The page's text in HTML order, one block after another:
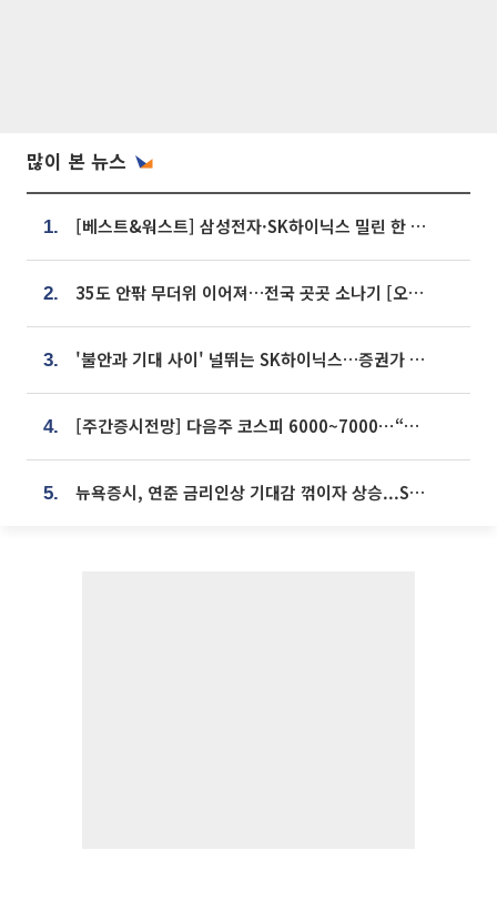
많이 본 뉴스
1. [베스트&워스트] 삼성전자·SK하이닉스 밀린 한 주…상상인증권은 85% 급등
2. 35도 안팎 무더위 이어져…전국 곳곳 소나기 [오늘 날씨]
3. '불안과 기대 사이' 널뛰는 SK하이닉스…증권가 "HBM4·LTA 기반 펀터멘털 견고"
4. [주간증시전망] 다음주 코스피 6000~7000⋯“外人 수급은 정책이 변수”
5. 뉴욕증시, 연준 금리인상 기대감 꺾이자 상승...S&P500 사상 최고치 [종합]